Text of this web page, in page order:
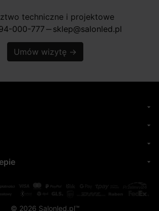
techniczne i projektowe
000-777 horizontal_rule sklep@salonled.pl
Umów wizytę →
arrow_drop_down
arrow_drop_down
arrow_drop_down
arrow_drop_down
© 2026 Salonled.pl™